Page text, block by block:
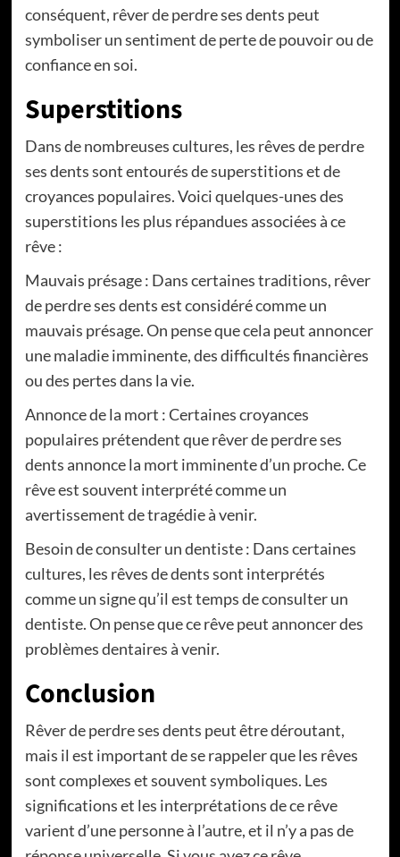
conséquent, rêver de perdre ses dents peut
symboliser un sentiment de perte de pouvoir ou de
confiance en soi.
Superstitions
Dans de nombreuses cultures, les rêves de perdre
ses dents sont entourés de superstitions et de
croyances populaires. Voici quelques-unes des
superstitions les plus répandues associées à ce
rêve :
Mauvais présage : Dans certaines traditions, rêver
de perdre ses dents est considéré comme un
mauvais présage. On pense que cela peut annoncer
une maladie imminente, des difficultés financières
ou des pertes dans la vie.
Annonce de la mort : Certaines croyances
populaires prétendent que rêver de perdre ses
dents annonce la mort imminente d’un proche. Ce
rêve est souvent interprété comme un
avertissement de tragédie à venir.
Besoin de consulter un dentiste : Dans certaines
cultures, les rêves de dents sont interprétés
comme un signe qu’il est temps de consulter un
dentiste. On pense que ce rêve peut annoncer des
problèmes dentaires à venir.
Conclusion
Rêver de perdre ses dents peut être déroutant,
mais il est important de se rappeler que les rêves
sont complexes et souvent symboliques. Les
significations et les interprétations de ce rêve
varient d’une personne à l’autre, et il n’y a pas de